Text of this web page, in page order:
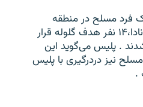
فرد مسلح در منطقه
مرکزی تورنتو ،‌بزرگترین شهر کانادا،۱۴ نفر هدف گلوله قرار
. پلیس می‌گوید این
نیز دردرگیری با پلیس
.